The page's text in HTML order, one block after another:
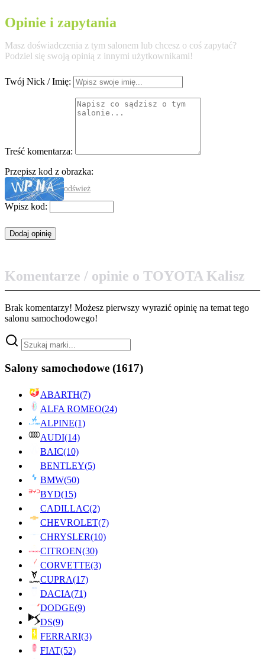
Opinie i zapytania
Masz doświadczenia z tym salonem lub chcesz o coś zapytać?
Podziel się swoją opinią z innymi użytkownikami!
Twój Nick / Imię:
Treść komentarza:
Przepisz kod z obrazka:
odśwież
Wpisz kod:
Komentarze / opinie o TOYOTA Kalisz
Brak komentarzy! Możesz pierwszy wyrazić opinię na temat tego
salonu samochodowego!
Salony samochodowe (1617)
ABARTH(7)
ALFA ROMEO(24)
ALPINE(1)
AUDI(14)
BAIC(10)
BENTLEY(5)
BMW(50)
BYD(15)
CADILLAC(2)
CHEVROLET(7)
CHRYSLER(10)
CITROEN(30)
CORVETTE(3)
CUPRA(17)
DACIA(71)
DODGE(9)
DS(9)
FERRARI(3)
FIAT(52)